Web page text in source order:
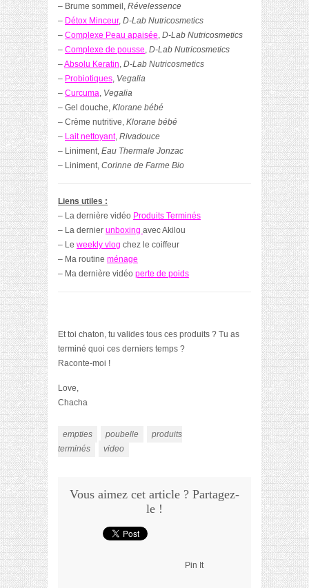
– Brume sommeil, Révelessence
– Détox Minceur, D-Lab Nutricosmetics
– Complexe Peau apaisée D-Lab Nutricosmetics
– Complexe de pousse D-Lab Nutricosmetics
–Absolu Keratin D-Lab Nutricosmetics
– Probiotiques Vegalia
– Curcuma Vegalia
– Gel douche, Klorane bébé
– Crème nutritive, Klorane bébé
– Lait nettoyant, Rivadouce
– Liniment, Eau Thermale Jonzac
– Liniment, Corinne de Farme Bio
Liens utiles :
– La dernière vidéo Produits Terminés
– La dernier unboxing avec Akilou
– Le weekly vlog chez le coiffeur
– Ma routine ménage
– Ma dernière vidéo perte de poids
Et toi chaton, tu valides tous ces produits ? Tu as
terminé quoi ces derniers temps ?
Raconte-moi !
Love,
Chacha
empties poubelle
produits
terminés
video
Vous aimez cet article ? Partagez-
le !
Pin It